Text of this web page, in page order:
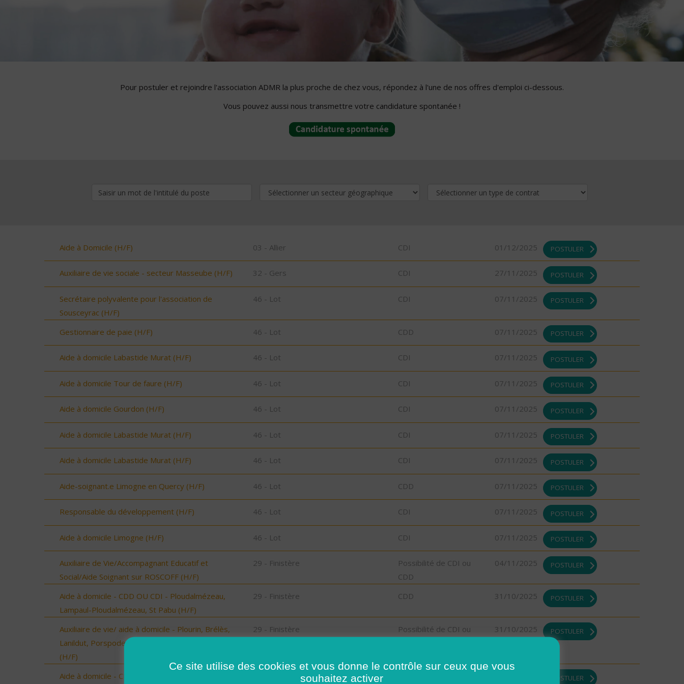
Pour postuler et rejoindre l'association ADMR la plus proche de chez vous, répondez à l'une de nos offres d'emploi ci-dessous.
Vous pouvez aussi nous transmettre votre candidature spontanée !
Aide à Domicile (H/F) 03 - Allier CDI 01/12/2025 POSTULER
Auxiliaire de vie sociale - secteur Masseube (H/F) 32 - Gers CDI 27/11/2025 POSTULER
Secrétaire polyvalente pour l'association de
Sousceyrac (H/F)
46 - Lot CDI 07/11/2025 POSTULER
Gestionnaire de paie (H/F) 46 - Lot CDD 07/11/2025 POSTULER
Aide à domicile Labastide Murat (H/F) 46 - Lot CDI 07/11/2025 POSTULER
Aide à domicile Tour de faure (H/F) 46 - Lot CDI 07/11/2025 POSTULER
Aide à domicile Gourdon (H/F) 46 - Lot CDI 07/11/2025 POSTULER
Aide à domicile Labastide Murat (H/F) 46 - Lot CDI 07/11/2025 POSTULER
Aide à domicile Labastide Murat (H/F) 46 - Lot CDI 07/11/2025 POSTULER
Aide-soignant.e Limogne en Quercy (H/F) 46 - Lot CDD 07/11/2025 POSTULER
Responsable du développement (H/F) 46 - Lot CDI 07/11/2025 POSTULER
Aide à domicile Limogne (H/F) 46 - Lot CDI 07/11/2025 POSTULER
Auxiliaire de Vie/Accompagnant Educatif et
Social/Aide Soignant sur ROSCOFF (H/F)
29 - Finistère
Possibilité de CDI ou
CDD
04/11/2025 POSTULER
Aide à domicile - CDD OU CDI - Ploudalmézeau,
Lampaul-Ploudalmézeau, St Pabu (H/F)
29 - Finistère CDD 31/10/2025 POSTULER
Auxiliaire de vie/ aide à domicile - Plourin, Brélès,
Lanildut, Porspoder, Landunvez - CDI ou CDD
(H/F)
29 - Finistère
Possibilité de CDI ou
31/10/2025 POSTULER
Aide à domicile - CDD ou CDI - St Renan (H/F) POSTULER
Ce site utilise des cookies et vous donne le contrôle sur ceux que vous
souhaitez activer